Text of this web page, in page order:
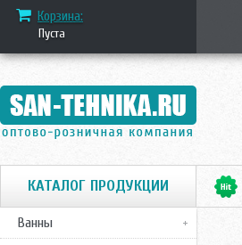
Корзина:
Пуста
КАТАЛОГ ПРОДУКЦИИ
Ванны